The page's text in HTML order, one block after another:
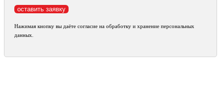
Нажимая кнопку вы даёте согласие на обработку и хранение персональных
данных.